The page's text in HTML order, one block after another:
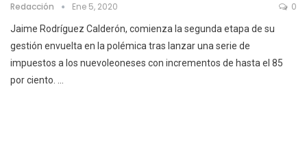
Redacción Ene 5, 2020 0
Jaime Rodríguez Calderón, comienza la segunda etapa de su
gestión envuelta en la polémica tras lanzar una serie de
impuestos a los nuevoleoneses con incrementos de hasta el 85
por ciento.